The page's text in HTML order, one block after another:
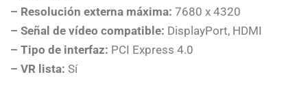
– Resolución externa máxima: 7680 x 4320
– Señal de vídeo compatible: DisplayPort, HDMI
– Tipo de interfaz: PCI Express 4.0
– VR lista: Sí